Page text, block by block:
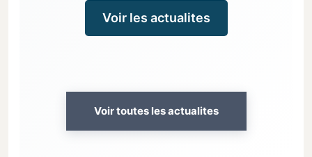
Voir les actualites
Voir toutes les actualites